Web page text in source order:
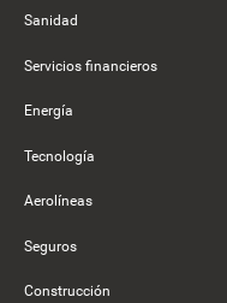
Sanidad
Servicios financieros
Energía
Tecnología
Aerolíneas
Seguros
Construcción